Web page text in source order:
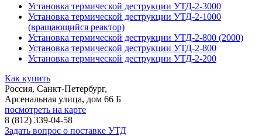
Установка термической деструкции УТД-2-3000
Установка термической деструкции УТД-2-1000
(вращающийся реактор)
Установка термической деструкции УТД-2-800 (2000)
Установка термической деструкции УТД-2-800
Установка термической деструкции УТД-2-200
Как купить
Россия, Санкт-Петербург,
Арсенальная улица, дом 66 Б
посмотреть на карте
8 (812) 339-04-58
Задать вопрос о поставке УТД